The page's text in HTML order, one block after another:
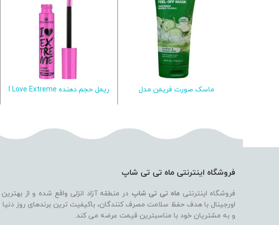
اطلاعات بیشتر
ماسک صورت فریمن مدل
اطلاعات بیشترریمل حجم دهنده I Love Extreme
فروشگاه اینترنتی ماه تی تی شاپ
فروشگاه اینترنتی ماه تی تی شاپ در منطقه آزاد انزلی واقع شده و از
اورجینال با هدف حفظ سلامت مصرف کنندگان، باکیفیت ترین برندهای روز دنیا
و به مشتریان خود با مناسبترین قیمت عرضه می کند.